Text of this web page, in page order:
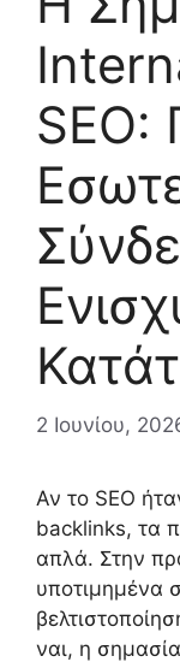
SEO:
2 Ιουνίου,
Αν το SEO
backlinks, τα
απλά. Στην
υποτιμημένα
ναι, η